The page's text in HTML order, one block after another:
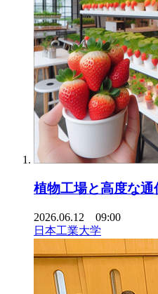
植物工場と高度な
2026.06.12 09:00
日本工業大学